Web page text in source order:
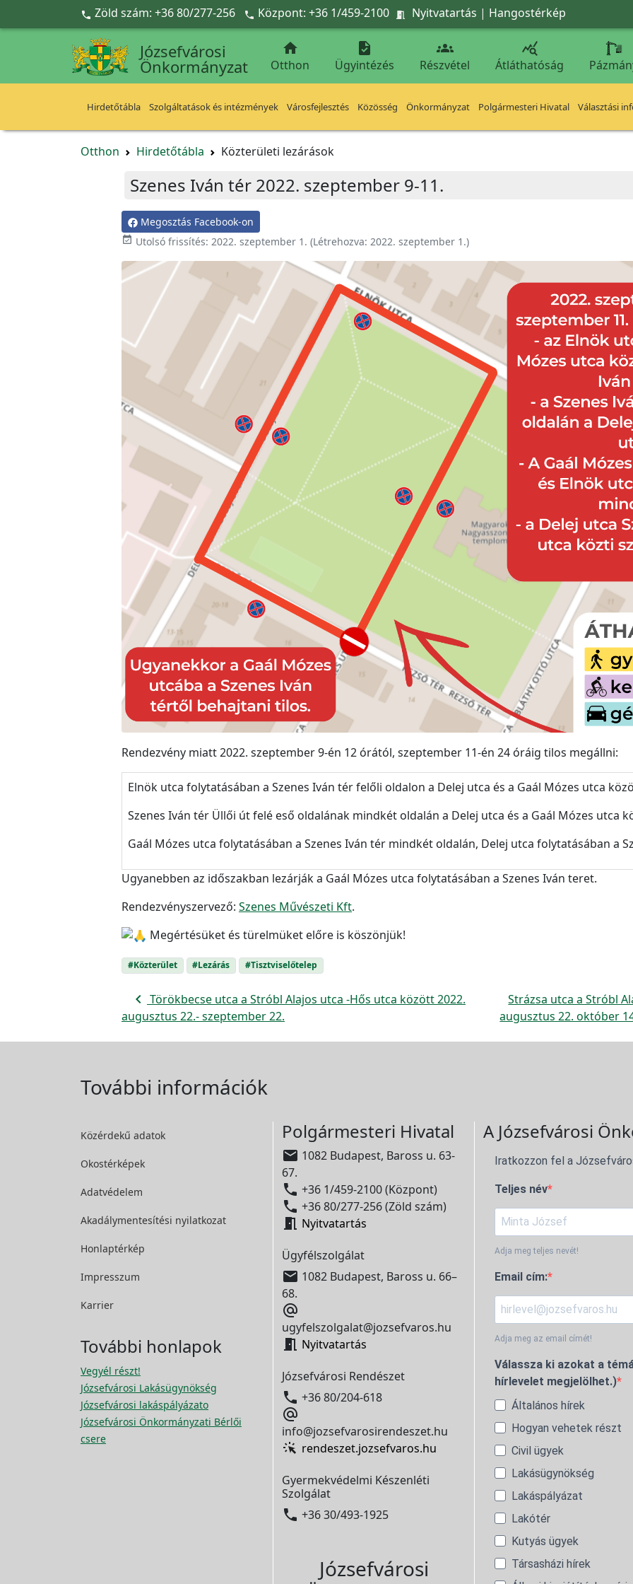
Ugrás a fő tartalomra
 Zöld szám: +36 80/277-256  Központ: +36 1/459-2100  Nyitvatartás | Hangostérkép
Józsefvárosi
Önkormányzat

Otthon

Ügyintézés

Részvétel

Átláthatóság
Hirdetőtábla Szolgáltatások és intézmények Városfejlesztés Közösség Önkormányzat Polgármesteri Hivatal Választási
Otthon Hirdetőtábla Közterületi lezárások
Szenes Iván tér 2022. szeptember 9-11.
Megosztás Facebook-on
event_available Utolsó frissítés: 2022. szeptember 1. (Létrehozva: 2022. szeptember 1.)
Rendezvény miatt 2022. szeptember 9-én 12 órától, szeptember 11-én 24 óráig tilos megállni:
Elnök utca folytatásában a Szenes Iván tér felőli oldalon a Delej utca és a Gaál Mózes utca
Szenes Iván tér Üllői út felé eső oldalának mindkét oldalán a Delej utca és a Gaál Mózes utca
Gaál Mózes utca folytatásában a Szenes Iván tér mindkét oldalán, Delej utca folytatásában a
Ugyanebben az időszakban lezárják a Gaál Mózes utca folytatásában a Szenes Iván teret.
Rendezvényszervező: Szenes Művészeti Kft.
Megértésüket és türelmüket előre is köszönjük!
#Közterület #Lezárás #Tisztviselőtelep
navigate_before Törökbecse utca a Stróbl Alajos utca -Hős utca között 2022.
augusztus 22.- szeptember 22.
Strázsa utca a Stróbl
augusztus 22. október
További információk
Közérdekű adatok
Okostérképek
Adatvédelem
Akadálymentesítési nyilatkozat
Honlaptérkép
Impresszum
Karrier
További honlapok
Vegyél részt!
Józsefvárosi Lakásügynökség
Józsefvárosi lakáspályázato
Józsefvárosi Önkormányzati Bérlői
csere
Polgármesteri Hivatal
 1082 Budapest, Baross u. 63-
67.
 +36 1/459-2100 (Központ)
 +36 80/277-256 (Zöld szám)
 Nyitvatartás
Ügyfélszolgálat
 1082 Budapest, Baross u. 66–
68.

ugyfelszolgalat@jozsefvaros.hu
 Nyitvatartás
Józsefvárosi Rendészet
 +36 80/204-618

info@jozsefvarosirendeszet.hu
rendeszet.jozsefvaros.hu
Gyermekvédelmi Készenléti
Szolgálat
 +36 30/493-1925
Józsefvárosi
A Józsefvárosi
Iratkozzon fel a
Teljes név
Adja meg teljes nevét!
Email cím:
Adja meg az email címét!
Válassza ki azokat a
hírlevelet megjelölhet.)
Általános hírek
Hogyan vehetek részt
Civil ügyek
Lakásügynökség
Lakáspályázat
Lakótér
Kutyás ügyek
Társasházi hírek